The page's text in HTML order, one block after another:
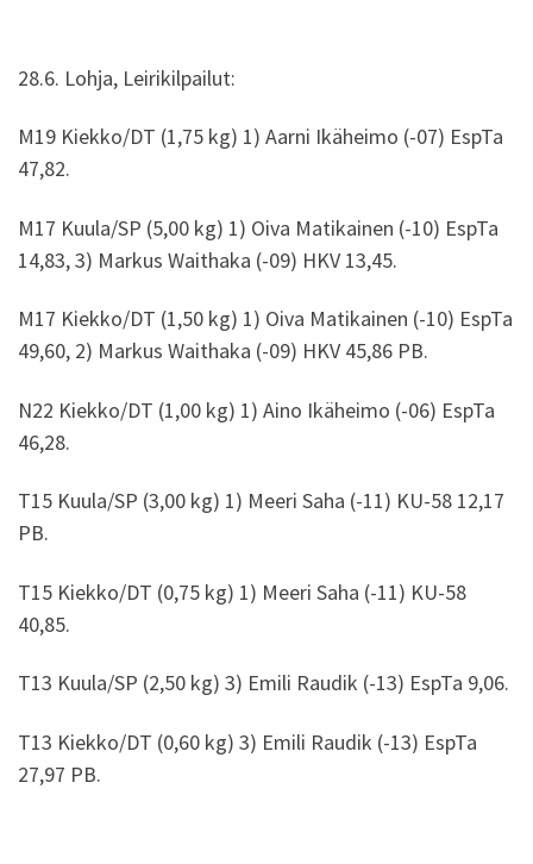
28.6. Lohja, Leirikilpailut:
M19 Kiekko/DT (1,75 kg) 1) Aarni Ikäheimo (-07) EspTa
47,82.
M17 Kuula/SP (5,00 kg) 1) Oiva Matikainen (-10) EspTa
14,83, 3) Markus Waithaka (-09) HKV 13,45.
M17 Kiekko/DT (1,50 kg) 1) Oiva Matikainen (-10) EspTa
49,60, 2) Markus Waithaka (-09) HKV 45,86 PB.
N22 Kiekko/DT (1,00 kg) 1) Aino Ikäheimo (-06) EspTa
46,28.
T15 Kuula/SP (3,00 kg) 1) Meeri Saha (-11) KU-58 12,17
PB.
T15 Kiekko/DT (0,75 kg) 1) Meeri Saha (-11) KU-58
40,85.
T13 Kuula/SP (2,50 kg) 3) Emili Raudik (-13) EspTa 9,06.
T13 Kiekko/DT (0,60 kg) 3) Emili Raudik (-13) EspTa
27,97 PB.